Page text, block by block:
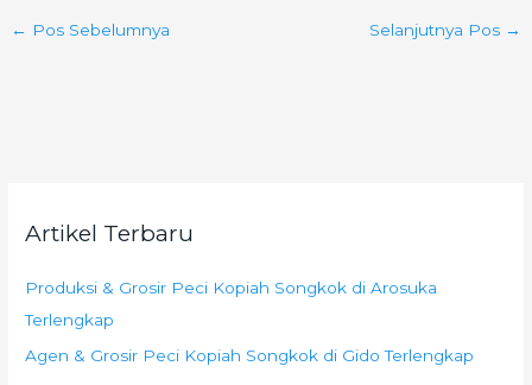
← Pos Sebelumnya Selanjutnya Pos →
Artikel Terbaru
Produksi & Grosir Peci Kopiah Songkok di Arosuka
Terlengkap
Agen & Grosir Peci Kopiah Songkok di Gido Terlengkap